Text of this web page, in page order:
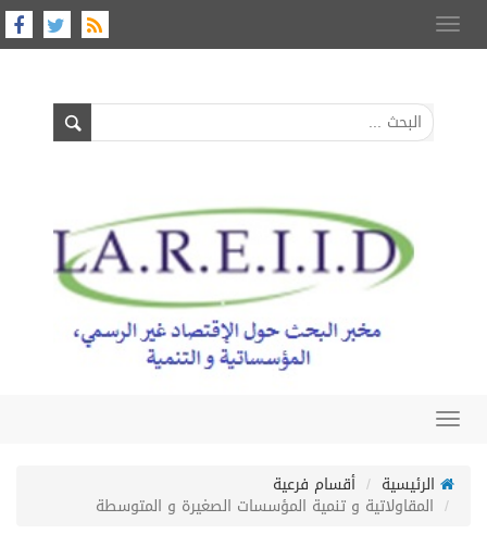
Toggle
navigation
Toggle
الرئيسية
أقسام فرعية
المقاولاتية و تنمية المؤسسات الصغيرة و المتوسطة